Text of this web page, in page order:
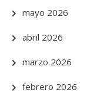
mayo 2026
abril 2026
marzo 2026
febrero 2026